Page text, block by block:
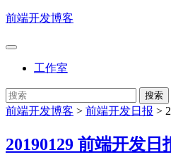
前端开发博客
工作室
前端开发博客 > 前端开发日报 >
20190129 前端开发日